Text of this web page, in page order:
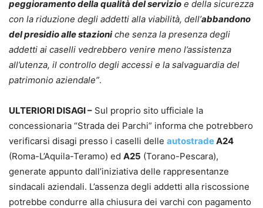
peggioramento della qualità del servizio e della sicurezza
con la riduzione degli addetti alla viabilità, dell’abbandono
del presidio alle stazioniche senza la presenza degli
addetti ai caselli vedrebbero venire meno l’assistenza
all’utenza, il controllo degli accessi e la salvaguardia del
patrimonio aziendale”.
ULTERIORI DISAGI – Sul proprio sito ufficiale la
concessionaria “Strada dei Parchi” informa che potrebbero
verificarsi disagi presso i caselli delle autostradeA24
(Roma-L’Aquila-Teramo) ed A25 (Torano-Pescara),
generate appunto dall’iniziativa delle rappresentanze
sindacali aziendali. L’assenza degli addetti alla riscossione
potrebbe condurre alla chiusura dei varchi con pagamento